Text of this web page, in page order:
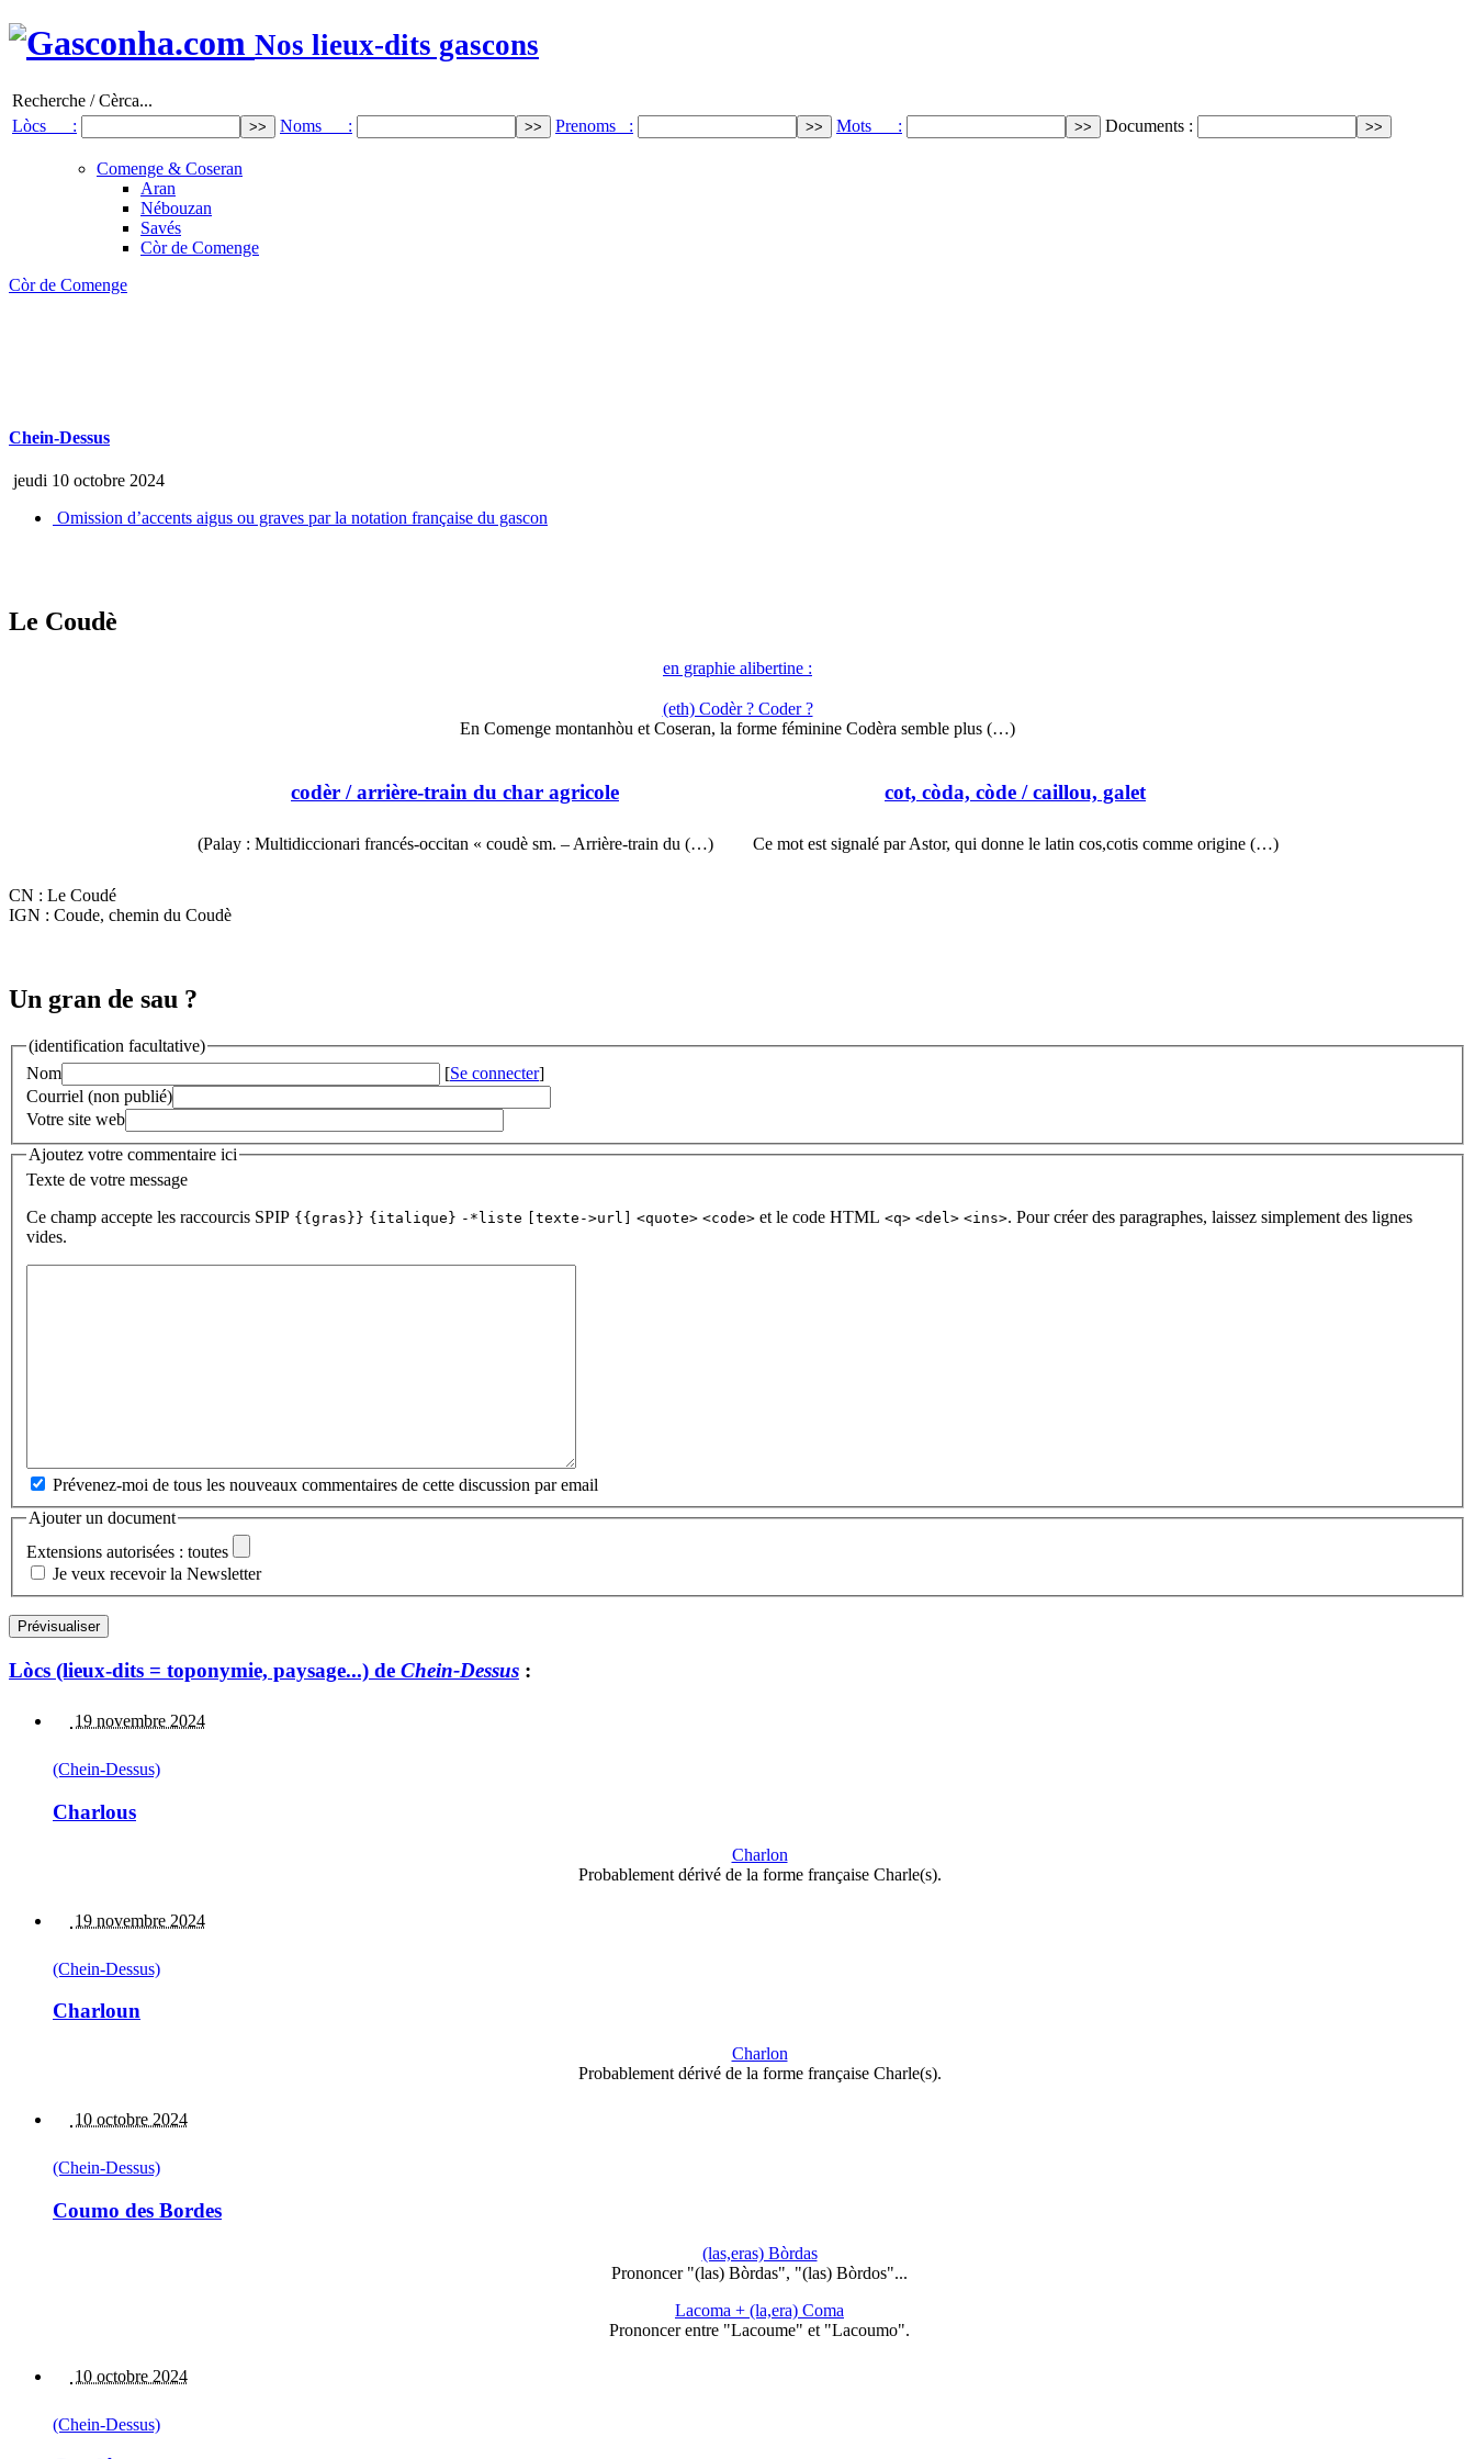
Nos lieux-dits gascons
Recherche / Cèrca...
Lòcs :
Noms : Prenoms : Mots : Documents :
Comenge & Coseran
Aran
Nébouzan
Savés
Còr de Comenge
Còr de Comenge
Chein-Dessus
jeudi 10 octobre 2024
Omission d’accents aigus ou graves par la notation française du gascon
Le Coudè
en graphie alibertine :
(eth) Codèr ? Coder ?
En Comenge montanhòu et Coseran, la forme féminine Codèra semble plus (…)
codèr / arrière-train du char agricole
(Palay : Multidiccionari francés-occitan « coudè sm. – Arrière-train du (…)
cot, còda, còde / caillou, galet
Ce mot est signalé par Astor, qui donne le latin cos,cotis comme origine (…)
CN : Le Coudé
IGN : Coude, chemin du Coudè
Un gran de sau ?
(identification facultative)
Nom
[Se connecter]
Courriel (non publié)
Votre site web
Ajoutez votre commentaire ici
Texte de votre message
Ce champ accepte les raccourcis SPIP {{gras}} {italique} -*liste [texte->url] <quote> <code> et le code HTML <q> <del> <ins>. Pour créer des paragraphes, laissez simplement des lignes
vides.
Prévenez-moi de tous les nouveaux commentaires de cette discussion par email
Ajouter un document
Extensions autorisées : toutes
Je veux recevoir la Newsletter
Lòcs (lieux-dits = toponymie, paysage...) de Chein-Dessus :
19 novembre 2024
(Chein-Dessus)
Charlous
Charlon
Probablement dérivé de la forme française Charle(s).
19 novembre 2024
(Chein-Dessus)
Charloun
Charlon
Probablement dérivé de la forme française Charle(s).
10 octobre 2024
(Chein-Dessus)
Coumo des Bordes
(las,eras) Bòrdas
Prononcer "(las) Bòrdas", "(las) Bòrdos"...
Lacoma + (la,era) Coma
Prononcer entre "Lacoume" et "Lacoumo".
10 octobre 2024
(Chein-Dessus)